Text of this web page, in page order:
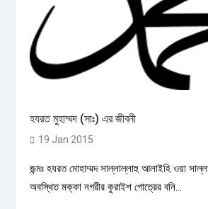
হযরত মুহাম্মদ (সাঃ) এর জীবনী
19 Jan 2015
জন্মঃ হযরত মোহাম্মদ সাল্লাল্লাহু আলাইহি ওয়া
অবস্থিত মক্কা নগরীর কুরাইশ গোত্রের বনি...